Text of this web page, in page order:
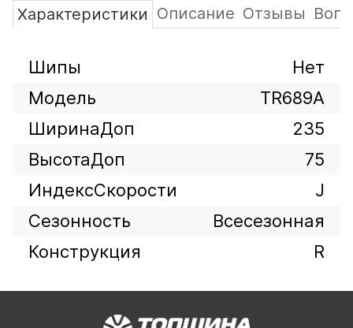
Характеристики Описание Отзывы
Шипы
Нет
Модель
TR689A
ШиринаДоп
235
ВысотаДоп
75
ИндексСкорости
J
Сезонность
Всесезонная
Конструкция
R